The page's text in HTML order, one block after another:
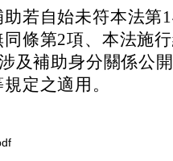
若自始未符本法第
同條第2項、本法施
及補助身分關係公
定之適用。